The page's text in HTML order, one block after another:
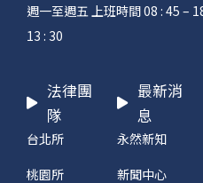
週一至週五 上班時間 08 : 45 –
13 : 30
法律團
隊
台北所
桃園所
最新消
息
永然新知
新聞中心